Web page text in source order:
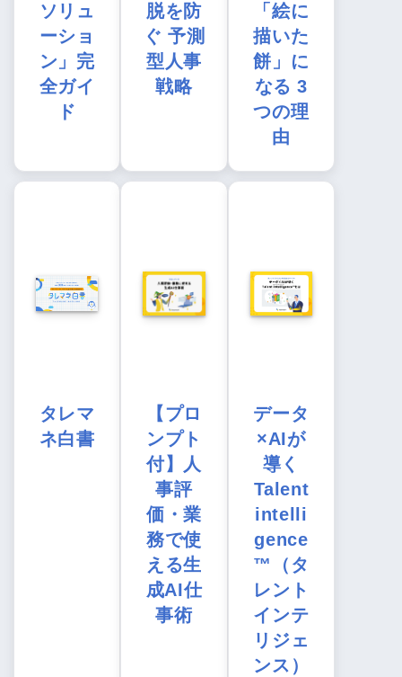
ソリュ
ーショ
ン」完
全ガイ
ド
脱を防
ぐ 予測
型人事
戦略
「絵に
描いた
餅」に
なる 3
つの理
由
タレマ
ネ白書
【プロ
ンプト
付】人
事評
価・業
務で使
える生
成AI仕
事術
データ
×AIが
導く
Talent
intelli
gence
™（タ
レント
インテ
リジェ
ンス）